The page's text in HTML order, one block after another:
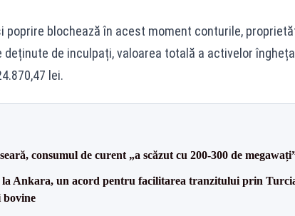
poprire blochează în acest moment conturile,
de inculpați, valoarea totală a activelor
lei.
consumul de curent „a scăzut cu 200-300 de
la Ankara, un acord pentru facilitarea tranzitului prin
bovine